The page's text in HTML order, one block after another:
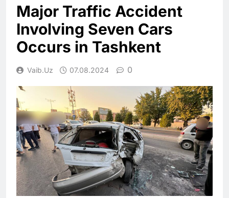
Major Traffic Accident
Involving Seven Cars
Occurs in Tashkent
Vaib.uz 07.08.2024 0